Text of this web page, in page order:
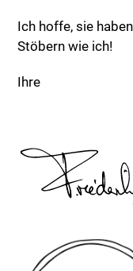
Ich hoffe, sie
Stöbern wie ich!
Ihre